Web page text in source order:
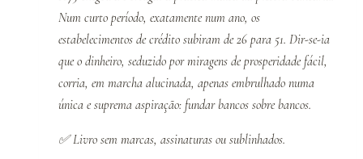
Num curto período, exatamente num ano, os
estabelecimentos de crédito subiram de 26 para 51. Dir-se-ia
que o dinheiro, seduzido por miragens de prosperidade fácil,
corria, em marcha alucinada, apenas embrulhado numa
única e suprema aspiração: fundar bancos sobre bancos.
✅Livro sem marcas, assinaturas ou sublinhados.